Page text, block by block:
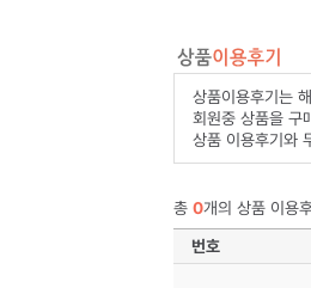
상품이용후기는
회원중 상품을 구
상품 이용후기와
총 0개의 상품 이용
번호